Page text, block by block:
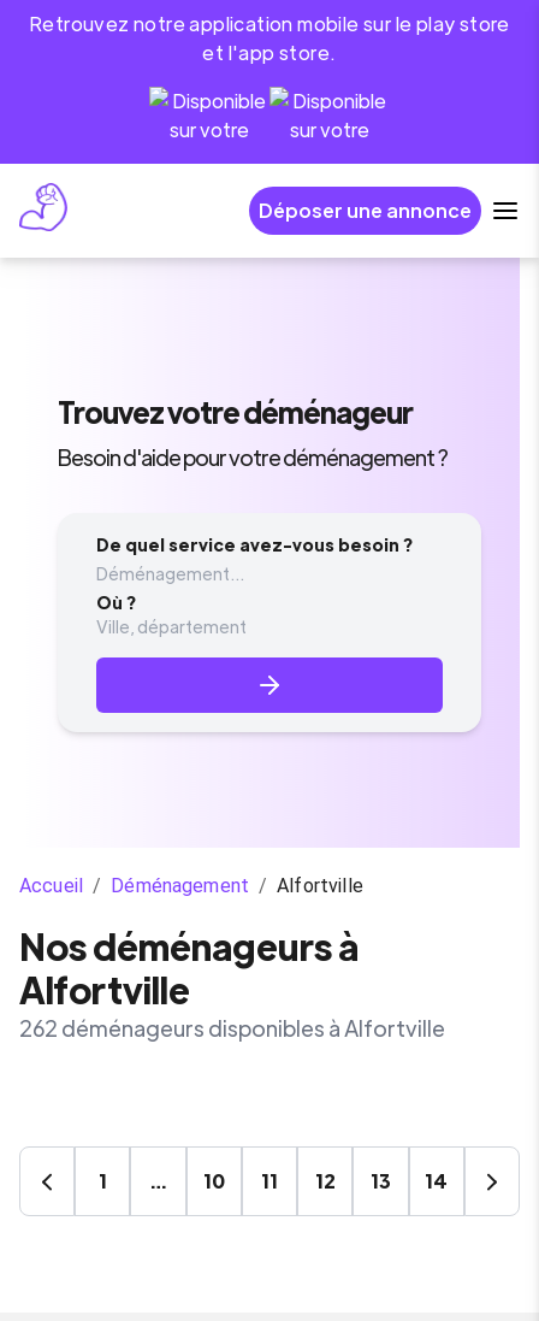
Retrouvez notre application mobile sur le play store
et l'app store.
Déposer une annonce
Trouvezvotre déménageur
Besoin d'aide pour votre déménagement ?
De quel service avez-vous besoin ?
Déménagement...
Où ?
Accueil / Déménagement / Alfortville
Nos déménageurs à
Alfortville
262 déménageurs disponibles à Alfortville
1 … 10 11 12 13 14